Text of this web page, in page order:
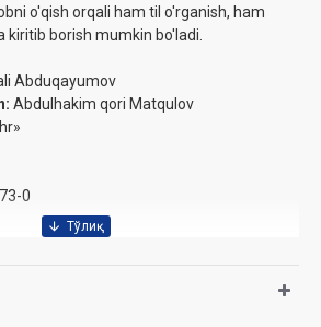
o'qish orqali ham til o'rganish, ham
kiritib borish mumkin bo'ladi.
Abduqayumov
Abdulhakim qori Matqulov
0
O'zbekiston Respublikasi Din ishlari